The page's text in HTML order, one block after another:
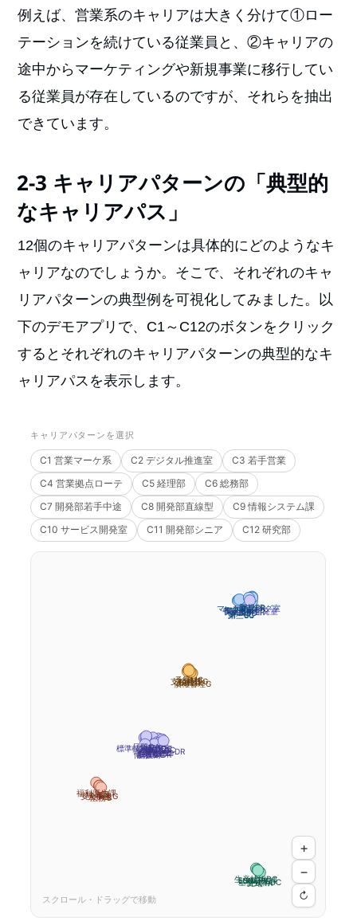
例えば、営業系のキャリアは大きく分けて①ロー
テーションを続けている従業員と、②キャリアの
途中からマーケティングや新規事業に移行してい
る従業員が存在しているのですが、それらを抽出
できています。
2-3 キャリアパターンの「典型的
なキャリアパス」
12個のキャリアパターンは具体的にどのようなキ
ャリアなのでしょうか。そこで、それぞれのキャ
リアパターンの典型例を可視化してみました。以
下のデモアプリで、C1～C12のボタンをクリック
するとそれぞれのキャリアパターンの典型的なキ
ャリアパスを表示します。